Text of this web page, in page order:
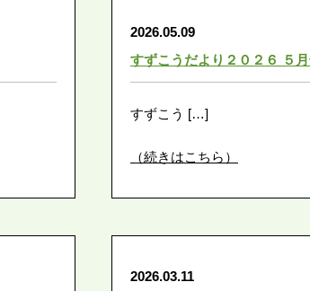
2026.05.09
すずこうだより２０２６
すずこう […]
（続きはこちら）
2026.03.11